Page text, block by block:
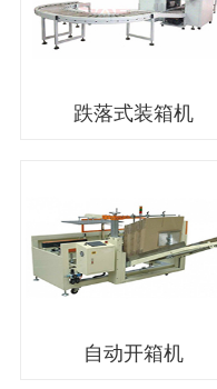
跌落式装箱机
自动开箱机